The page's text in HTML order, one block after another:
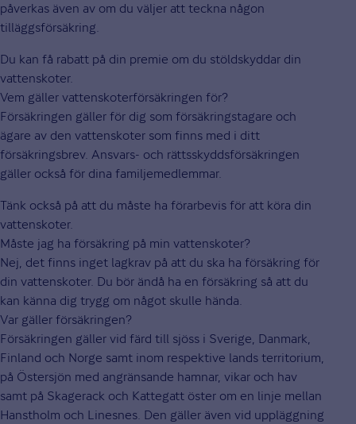
påverkas även av om du väljer att teckna någon
tilläggsförsäkring.
Du kan få rabatt på din premie om du stöldskyddar din
vattenskoter.
Vem gäller vattenskoterförsäkringen för?
Försäkringen gäller för dig som försäkringstagare och
ägare av den vattenskoter som finns med i ditt
försäkringsbrev. Ansvars- och rättsskyddsförsäkringen
gäller också för dina familjemedlemmar.
Tänk också på att du måste ha förarbevis för att köra din
vattenskoter.
Måste jag ha försäkring på min vattenskoter?
Nej, det finns inget lagkrav på att du ska ha försäkring för
din vattenskoter. Du bör ändå ha en försäkring så att du
kan känna dig trygg om något skulle hända.
Var gäller försäkringen?
Försäkringen gäller vid färd till sjöss i Sverige, Danmark,
Finland och Norge samt inom respektive lands territorium,
på Östersjön med angränsande hamnar, vikar och hav
samt på Skagerack och Kattegatt öster om en linje mellan
Hanstholm och Linesnes. Den gäller även vid uppläggning